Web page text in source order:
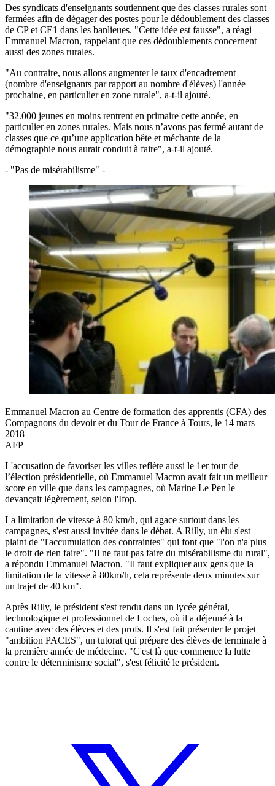
Des syndicats d'enseignants soutiennent que des classes rurales sont
fermées afin de dégager des postes pour le dédoublement des classes
de CP et CE1 dans les banlieues. "Cette idée est fausse", a réagi
Emmanuel Macron, rappelant que ces dédoublements concernent
aussi des zones rurales.
"Au contraire, nous allons augmenter le taux d'encadrement
(nombre d'enseignants par rapport au nombre d'élèves) l'année
prochaine, en particulier en zone rurale", a-t-il ajouté.
"32.000 jeunes en moins rentrent en primaire cette année, en
particulier en zones rurales. Mais nous n’avons pas fermé autant de
classes que ce qu’une application bête et méchante de la
démographie nous aurait conduit à faire", a-t-il ajouté.
- "Pas de misérabilisme" -
Emmanuel Macron au Centre de formation des apprentis (CFA) des
Compagnons du devoir et du Tour de France à Tours, le 14 mars
2018
AFP
L'accusation de favoriser les villes reflète aussi le 1er tour de
l’élection présidentielle, où Emmanuel Macron avait fait un meilleur
score en ville que dans les campagnes, où Marine Le Pen le
devançait légèrement, selon l'Ifop.
La limitation de vitesse à 80 km/h, qui agace surtout dans les
campagnes, s'est aussi invitée dans le débat. A Rilly, un élu s'est
plaint de "l'accumulation des contraintes" qui font que "l'on n'a plus
le droit de rien faire". "Il ne faut pas faire du misérabilisme du rural",
a répondu Emmanuel Macron. "Il faut expliquer aux gens que la
limitation de la vitesse à 80km/h, cela représente deux minutes sur
un trajet de 40 km".
Après Rilly, le président s'est rendu dans un lycée général,
technologique et professionnel de Loches, où il a déjeuné à la
cantine avec des élèves et des profs. Il s'est fait présenter le projet
"ambition PACES", un tutorat qui prépare des élèves de terminale à
la première année de médecine. "C'est là que commence la lutte
contre le déterminisme social", s'est félicité le président.